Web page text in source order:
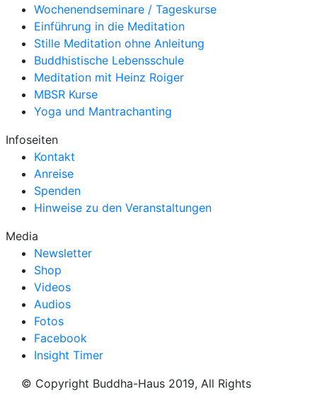
Wochenendseminare / Tageskurse
Einführung in die Meditation
Stille Meditation ohne Anleitung
Buddhistische Lebensschule
Meditation mit Heinz Roiger
MBSR Kurse
Yoga und Mantrachanting
Infoseiten
Kontakt
Anreise
Spenden
Hinweise zu den Veranstaltungen
Media
Newsletter
Shop
Videos
Audios
Fotos
Facebook
Insight Timer
© Copyright Buddha-Haus 2019, All Rights